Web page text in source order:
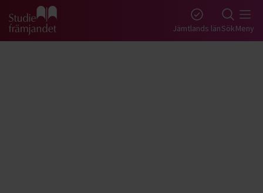
Gå till studiefrämjandets startsida Jämtlands länSökMeny